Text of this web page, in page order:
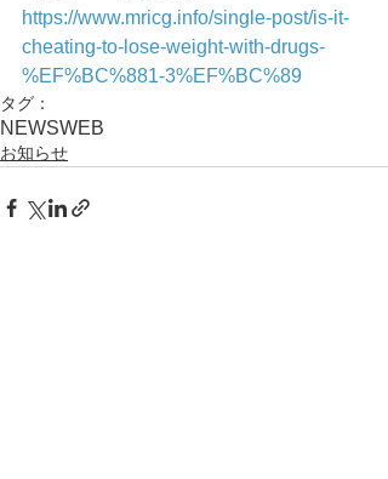
https://www.mricg.info/single-post/is-it-
cheating-to-lose-weight-with-drugs-
%EF%BC%881-3%EF%BC%89
タグ：
NEWSWEB
お知らせ